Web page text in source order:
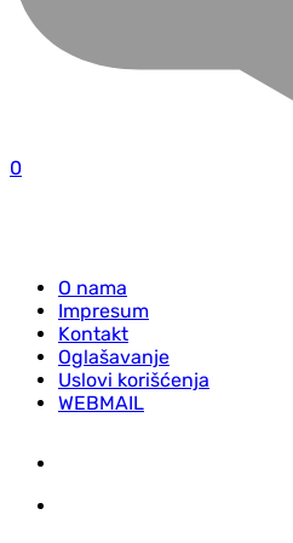
0
O nama
Impresum
Kontakt
Oglašavanje
Uslovi korišćenja
WEBMAIL